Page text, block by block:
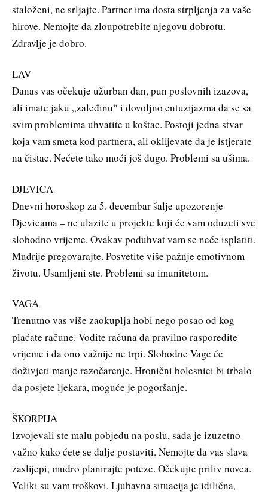
staloženi, ne srljajte. Partner ima dosta strpljenja za vaše
hirove. Nemojte da zloupotrebite njegovu dobrotu.
Zdravlje je dobro.
LAV
Danas vas očekuje užurban dan, pun poslovnih izazova,
ali imate jaku „zaleđinu“ i dovoljno entuzijazma da se sa
svim problemima uhvatite u koštac. Postoji jedna stvar
koja vam smeta kod partnera, ali oklijevate da je istjerate
na čistac. Nećete tako moći još dugo. Problemi sa ušima.
DJEVICA
Dnevni horoskop za 5. decembar šalje upozorenje
Djevicama – ne ulazite u projekte koji će vam oduzeti sve
slobodno vrijeme. Ovakav poduhvat vam se neće isplatiti.
Mudrije pregovarajte. Posvetite više pažnje emotivnom
životu. Usamljeni ste. Problemi sa imunitetom.
VAGA
Trenutno vas više zaokuplja hobi nego posao od kog
plaćate račune. Vodite računa da pravilno rasporedite
vrijeme i da ono važnije ne trpi. Slobodne Vage će
doživjeti manje razočarenje. Hronični bolesnici bi trbalo
da posjete ljekara, moguće je pogoršanje.
ŠKORPIJA
Izvojevali ste malu pobjedu na poslu, sada je izuzetno
važno kako ćete se dalje postaviti. Nemojte da vas slava
zaslijepi, mudro planirajte poteze. Očekujte priliv novca.
Veliki su vam troškovi. Ljubavna situacija je idilična,